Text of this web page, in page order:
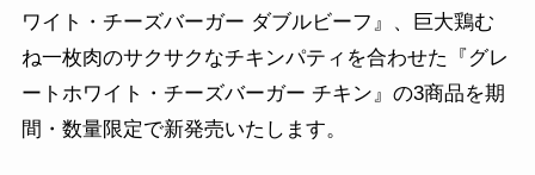
ワイト・チーズバーガー ダブルビーフ』、巨大鶏む
ね一枚肉のサクサクなチキンパティを合わせた『グレ
ートホワイト・チーズバーガー チキン』の3商品を期
間・数量限定で新発売いたします。